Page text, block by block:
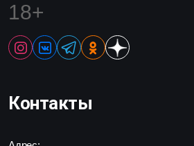
18+
Контакты